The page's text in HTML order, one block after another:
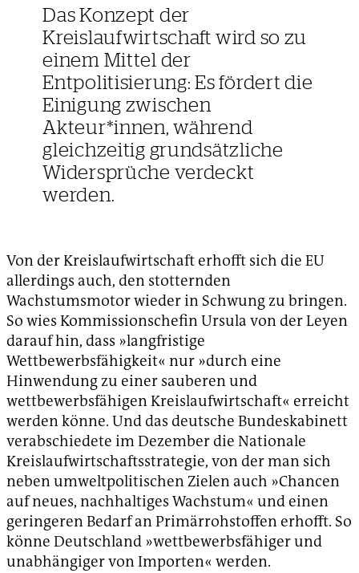
Das Konzept der
Kreislaufwirtschaft wird so zu
einem Mittel der
Entpolitisierung: Es fördert die
Einigung zwischen
Akteur*innen, während
gleichzeitig grundsätzliche
Widersprüche verdeckt
werden.
Von der Kreislaufwirtschaft erhofft sich die EU
allerdings auch, den stotternden
Wachstumsmotor wieder in Schwung zu bringen.
So wies Kommissionschefin Ursula von der Leyen
darauf hin, dass »langfristige
Wettbewerbsfähigkeit« nur »durch eine
Hinwendung zu einer sauberen und
wettbewerbsfähigen Kreislaufwirtschaft« erreicht
werden könne. Und das deutsche Bundeskabinett
verabschiedete im Dezember die Nationale
Kreislaufwirtschaftsstrategie, von der man sich
neben umweltpolitischen Zielen auch »Chancen
auf neues, nachhaltiges Wachstum« und einen
geringeren Bedarf an Primärrohstoffen erhofft. So
könne Deutschland »wettbewerbsfähiger und
unabhängiger von Importen« werden.